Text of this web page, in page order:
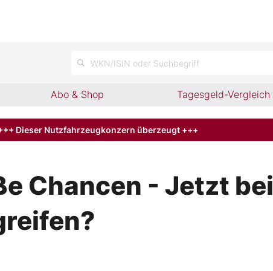
WKN/ISIN oder Suchbegriff
Abo & Shop Tagesgeld-Vergleich
Dieser Nutzfahrzeugkonzern überzeugt +++
Chancen - Jetzt